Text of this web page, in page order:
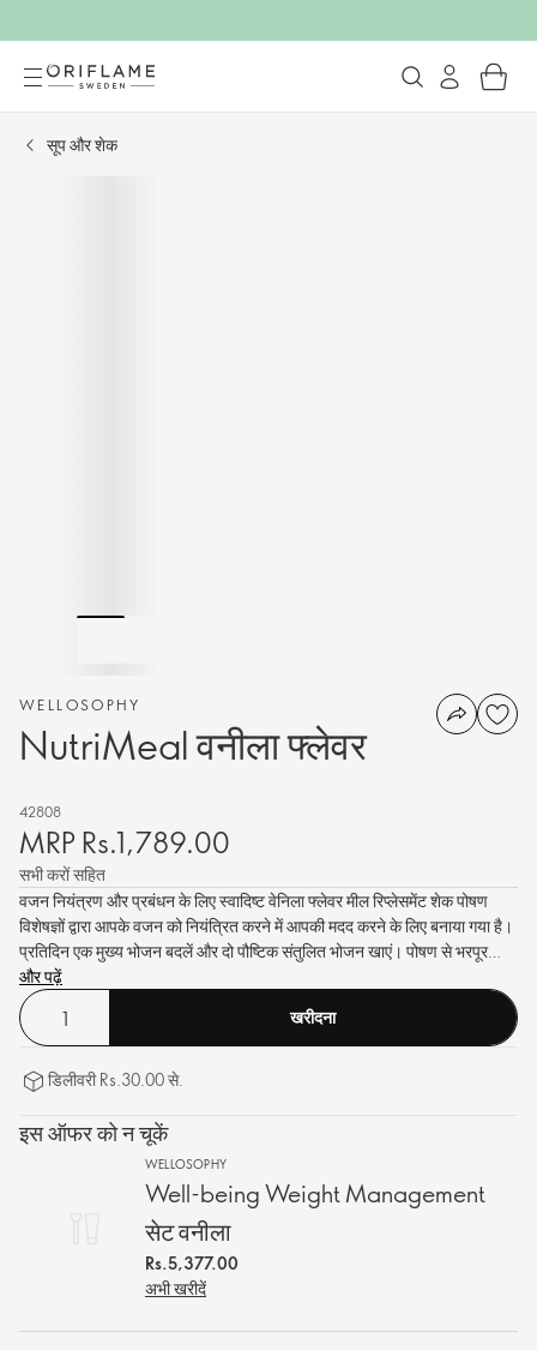
सूप और शेक
WELLOSOPHY
NutriMeal वनीला फ्लेवर
42808
MRP Rs.1,789.00
सभी करों सहित
वजन नियंत्रण और प्रबंधन के लिए स्वादिष्ट वेनिला फ्लेवर मील रिप्लेसमेंट शेक पोषण
विशेषज्ञों द्वारा आपके वजन को नियंत्रित करने में आपकी मदद करने के लिए बनाया गया है।
प्रतिदिन एक मुख्य भोजन बदलें और दो पौष्टिक संतुलित भोजन खाएं। पोषण से भरपूर
कैलोरी-नियंत्रित भोजन के लिए बस गाय के दूध या सोया पेय के साथ मिलाएं। स्वस्थ,
सुरक्षित और इतना आसान!
और पढ़ें
खरीदना
डिलीवरी Rs.30.00 से.
इस ऑफर को न चूकें
WELLOSOPHY
Well-being Weight Management
सेट वनीला
Rs.5,377.00
अभी खरीदें